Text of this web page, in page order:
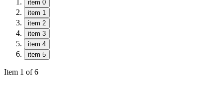
item 0
item 1
item 2
item 3
item 4
item 5
Item 1 of 6